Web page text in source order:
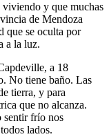
viviendo y que muchas
de Mendoza
que se oculta por
a la luz.
a 18
No tiene baño. Las
tierra, y para
que no alcanza.
sentir frío nos
lados.